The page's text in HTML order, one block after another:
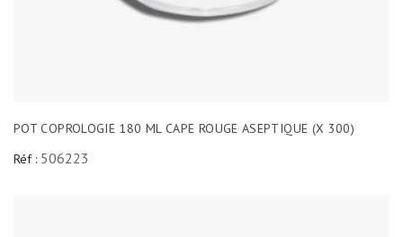
POT COPROLOGIE 180 ML CAPE ROUGE ASEPTIQUE (X 300)
Réf : 506223